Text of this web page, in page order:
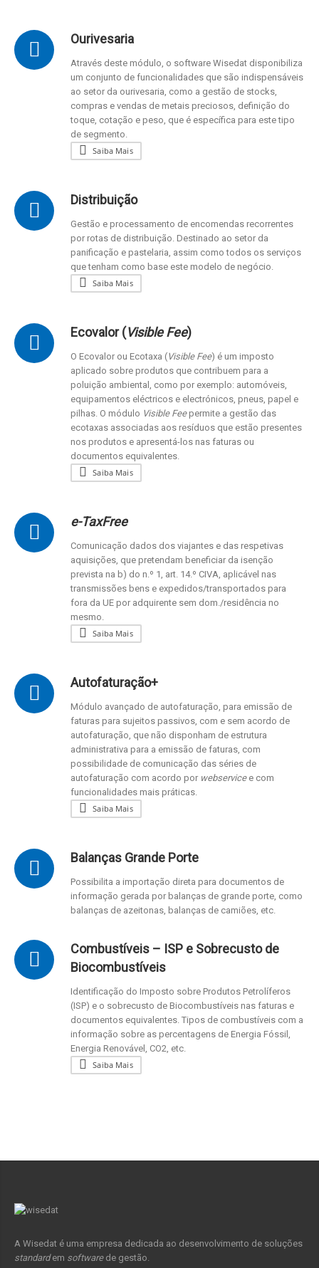
Ourivesaria
Através deste módulo, o software Wisedat disponibiliza
um conjunto de funcionalidades que são indispensáveis
ao setor da ourivesaria, como a gestão de stocks,
compras e vendas de metais preciosos, definição do
toque, cotação e peso, que é específica para este tipo
de segmento.
Saiba Mais
Distribuição
Gestão e processamento de encomendas recorrentes
por rotas de distribuição. Destinado ao setor da
panificação e pastelaria, assim como todos os serviços
que tenham como base este modelo de negócio.
Saiba Mais
Ecovalor (Visible Fee)
O Ecovalor ou Ecotaxa (Visible Fee) é um imposto
aplicado sobre produtos que contribuem para a
poluição ambiental, como por exemplo: automóveis,
equipamentos eléctricos e electrónicos, pneus, papel e
pilhas. O módulo Visible Feepermite a gestão das
ecotaxas associadas aos resíduos que estão presentes
nos produtos e apresentá-los nas faturas ou
documentos equivalentes.
Saiba Mais
e-TaxFree
Comunicação dados dos viajantes e das respetivas
aquisições, que pretendam beneficiar da isenção
prevista na b) do n.º 1, art. 14.º CIVA, aplicável nas
transmissões bens e expedidos/transportados para
fora da UE por adquirente sem dom./residência no
mesmo.
Saiba Mais
Autofaturação+
Módulo avançado de autofaturação, para emissão de
faturas para sujeitos passivos, com e sem acordo de
autofaturação, que não disponham de estrutura
administrativa para a emissão de faturas, com
possibilidade de comunicação das séries de
autofaturação com acordo por webservicee com
funcionalidades mais práticas.
Saiba Mais
Balanças Grande Porte
Possibilita a importação direta para documentos de
informação gerada por balanças de grande porte, como
balanças de azeitonas, balanças de camiões, etc.
Combustíveis – ISP e Sobrecusto de
Biocombustíveis
Identificação do Imposto sobre Produtos Petrolíferos
(ISP) e o sobrecusto de Biocombustíveis nas faturas e
documentos equivalentes. Tipos de combustíveis com a
informação sobre as percentagens de Energia Fóssil,
Energia Renovável, CO2, etc.
Saiba Mais
A Wisedat é uma empresa dedicada ao desenvolvimento de soluções
standardem softwarede gestão.